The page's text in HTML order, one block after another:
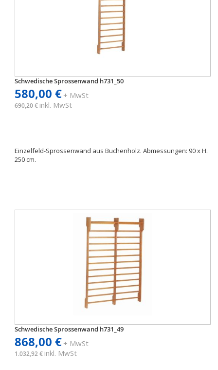
Schwedische Sprossenwand h731_50
580,00 €+ MwSt
690,20 € inkl. MwSt
Einzelfeld-Sprossenwand aus Buchenholz. Abmessungen: 90 x H.
250 cm.
Schwedische Sprossenwand h731_49
868,00 €+ MwSt
1.032,92 € inkl. MwSt